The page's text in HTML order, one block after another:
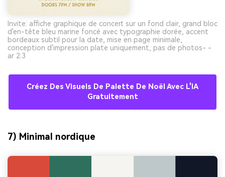
Invite: affiche graphique de concert sur un fond clair, grand bloc
d'en-tête bleu marine foncé avec typographie dorée, accent
bordeaux subtil pour la date, mise en page minimale,
conception d'impression plate uniquement, pas de photos- -
ar 2:3
Créez Des Visuels De Palette De Noël Avec L'IA
Gratuitement
7) Minimal nordique